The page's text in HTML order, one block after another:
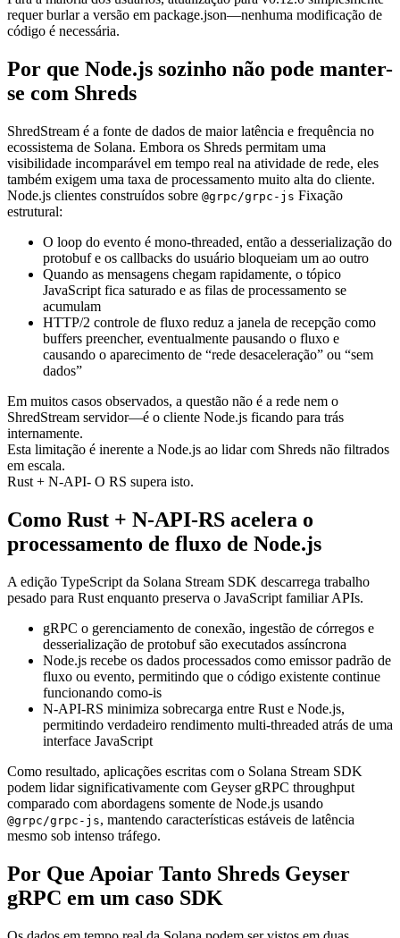
requer burlar a versão em package.json—nenhuma modificação de
código é necessária.
Por que Node.js sozinho não pode manter-
se com Shreds
ShredStream é a fonte de dados de maior latência e frequência no
ecossistema de Solana. Embora os Shreds permitam uma
visibilidade incomparável em tempo real na atividade de rede, eles
também exigem uma taxa de processamento muito alta do cliente.
Node.js clientes construídos sobre @grpc/grpc-js Fixação
estrutural:
O loop do evento é mono-threaded, então a desserialização do
protobuf e os callbacks do usuário bloqueiam um ao outro
Quando as mensagens chegam rapidamente, o tópico
JavaScript fica saturado e as filas de processamento se
acumulam
HTTP/2 controle de fluxo reduz a janela de recepção como
buffers preencher, eventualmente pausando o fluxo e
causando o aparecimento de “rede desaceleração” ou “sem
dados”
Em muitos casos observados, a questão não é a rede nem o
ShredStream servidor—é o cliente Node.js ficando para trás
internamente.
Esta limitação é inerente a Node.js ao lidar com Shreds não filtrados
em escala.
Rust + N-API- O RS supera isto.
Como Rust + N-API-RS acelera o
processamento de fluxo de Node.js
A edição TypeScript da Solana Stream SDK descarrega trabalho
pesado para Rust enquanto preserva o JavaScript familiar APIs.
gRPC o gerenciamento de conexão, ingestão de córregos e
desserialização de protobuf são executados assíncrona
Node.js recebe os dados processados como emissor padrão de
fluxo ou evento, permitindo que o código existente continue
funcionando como-is
N-API-RS minimiza sobrecarga entre Rust e Node.js,
permitindo verdadeiro rendimento multi-threaded atrás de uma
interface JavaScript
Como resultado, aplicações escritas com o Solana Stream SDK
podem lidar significativamente com Geyser gRPC throughput
comparado com abordagens somente de Node.js usando
@grpc/grpc-js, mantendo características estáveis de latência
mesmo sob intenso tráfego.
Por Que Apoiar Tanto Shreds Geyser
gRPC em um caso SDK